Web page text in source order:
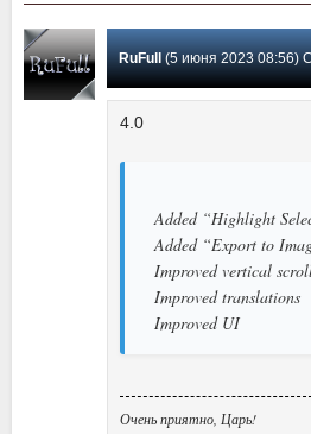
RuFull(5 июня 2023 08:56)
4.0
Added “Highlight
Added “Export to
Improved vertical
Improved translations
Improved UI
Очень приятно, Царь!